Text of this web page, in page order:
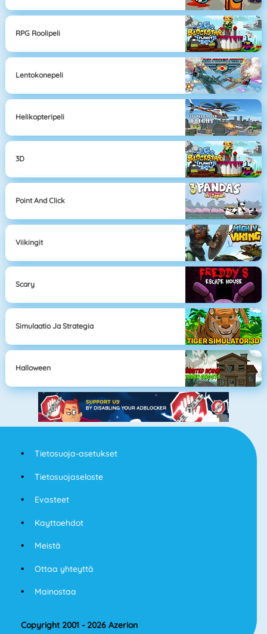
RPG Roolipeli
Lentokonepeli
Helikopteripeli
3D
Point And Click
Viikingit
Scary
Simulaatio Ja Strategia
Halloween
Tietosuoja-asetukset
Tietosuojaseloste
Evasteet
Kayttoehdot
Meistä
Ottaa yhteyttä
Mainostaa
Copyright 2001 - 2026 Azerion